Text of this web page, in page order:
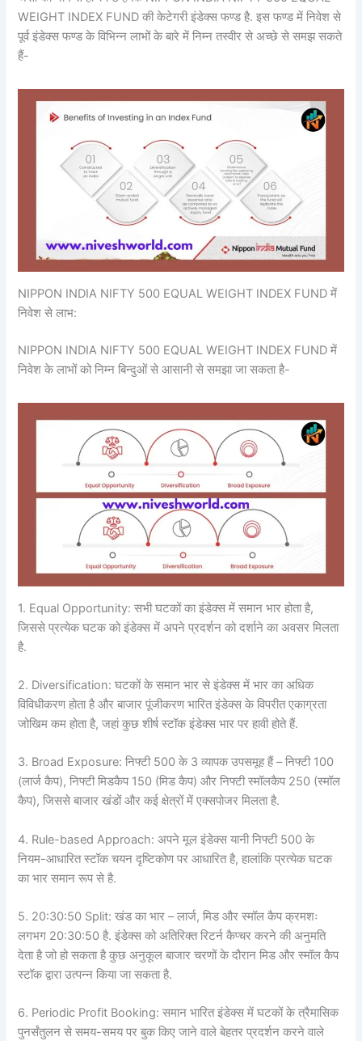
WEIGHT INDEX FUND की केटेगरी इंडेक्स फण्ड है. इस फण्ड में निवेश से
पूर्व इंडेक्स फण्ड के विभिन्न लाभों के बारे में निम्न तस्वीर से अच्छे से समझ सकते
हैं-
NIPPON INDIA NIFTY 500 EQUAL WEIGHT INDEX FUND में
निवेश से लाभ:
NIPPON INDIA NIFTY 500 EQUAL WEIGHT INDEX FUND में
निवेश के लाभों को निम्न बिन्दुओं से आसानी से समझा जा सकता है-
1. Equal Opportunity: सभी घटकों का इंडेक्स में समान भार होता है,
जिससे प्रत्येक घटक को इंडेक्स में अपने प्रदर्शन को दर्शाने का अवसर मिलता
है.
2. Diversification: घटकों के समान भार से इंडेक्स में भार का अधिक
विविधीकरण होता है और बाजार पूंजीकरण भारित इंडेक्स के विपरीत एकाग्रता
जोखिम कम होता है, जहां कुछ शीर्ष स्टॉक इंडेक्स भार पर हावी होते हैं.
3. Broad Exposure: निफ्टी 500 के 3 व्यापक उपसमूह हैं – निफ्टी 100
(लार्ज कैप), निफ्टी मिडकैप 150 (मिड कैप) और निफ्टी स्मॉलकैप 250 (स्मॉल
कैप), जिससे बाजार खंडों और कई क्षेत्रों में एक्सपोजर मिलता है.
4. Rule-based Approach: अपने मूल इंडेक्स यानी निफ्टी 500 के
नियम-आधारित स्टॉक चयन दृष्टिकोण पर आधारित है, हालांकि प्रत्येक घटक
का भार समान रूप से है.
5. 20:30:50 Split: खंड का भार – लार्ज, मिड और स्मॉल कैप क्रमशः
लगभग 20:30:50 है. इंडेक्स को अतिरिक्त रिटर्न कैप्चर करने की अनुमति
देता है जो हो सकता है कुछ अनुकूल बाजार चरणों के दौरान मिड और स्मॉल कैप
स्टॉक द्वारा उत्पन्न किया जा सकता है.
6. Periodic Profit Booking: समान भारित इंडेक्स में घटकों के त्रैमासिक
पुनर्संतुलन से समय-समय पर बुक किए जाने वाले बेहतर प्रदर्शन करने वाले